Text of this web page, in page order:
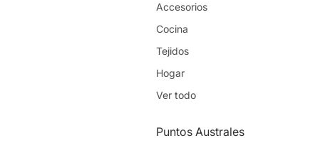
Cosmética
Cuidado Facial
Accesorios
Cocina
Tejidos
Hogar
Ver todo
Puntos Australes